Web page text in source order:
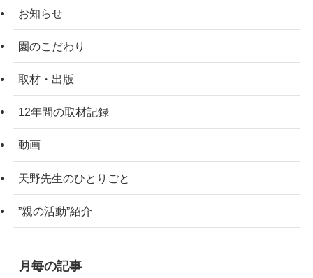
お知らせ
園のこだわり
取材・出版
12年間の取材記録
動画
天野先生のひとりごと
”親の活動”紹介
月毎の記事